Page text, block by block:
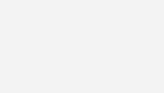
und Wohnungseigentümer
auf erneuerbare Energien: So
im ersten Halbjahr 2020
oder Kredite für
Sanieren zugesagt.